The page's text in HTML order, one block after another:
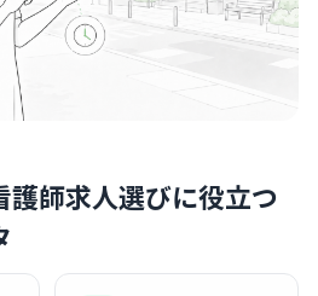
師求人選びに役立つ